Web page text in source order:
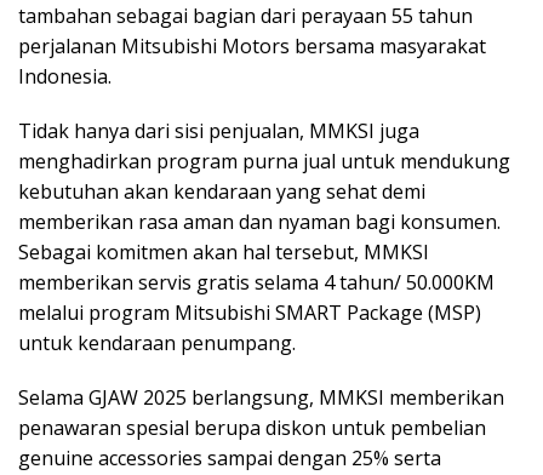
tambahan sebagai bagian dari perayaan 55 tahun
perjalanan Mitsubishi Motors bersama masyarakat
Indonesia.
Tidak hanya dari sisi penjualan, MMKSI juga
menghadirkan program purna jual untuk mendukung
kebutuhan akan kendaraan yang sehat demi
memberikan rasa aman dan nyaman bagi konsumen.
Sebagai komitmen akan hal tersebut, MMKSI
memberikan servis gratis selama 4 tahun/ 50.000KM
melalui program Mitsubishi SMART Package (MSP)
untuk kendaraan penumpang.
Selama GJAW 2025 berlangsung, MMKSI memberikan
penawaran spesial berupa diskon untuk pembelian
genuine accessories sampai dengan 25% serta